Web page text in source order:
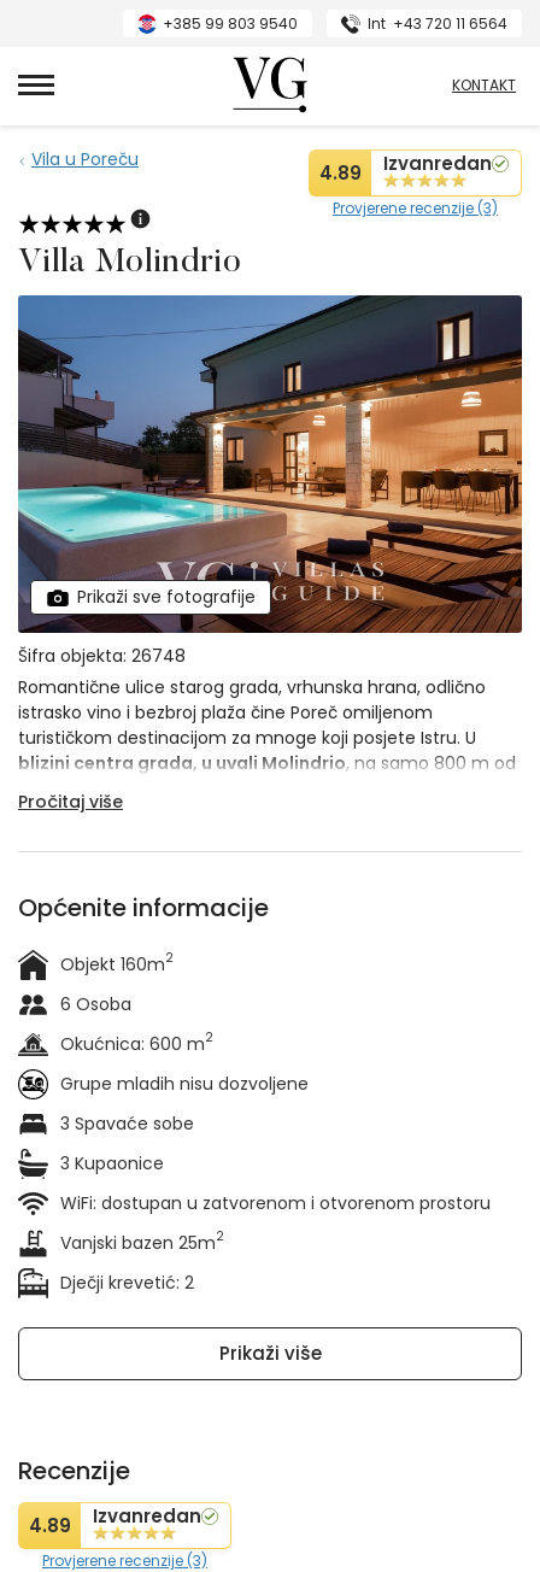
+385 99 803 9540 Int +43 720 11 6564
VillasGuide
KONTAKT
Vila u Poreču
4.89 Izvanredan
Provjerene recenzije (3)
Villa Molindrio
Prikaži sve fotografije
Šifra objekta: 26748
Romantične ulice starog grada, vrhunska hrana, odlično
istrasko vino i bezbroj plaža čine Poreč omiljenom
turističkom destinacijom za mnoge koji posjete Istru. U
blizini centra grada, u uvali Molindrio, na samo 800 m od
mora, smjestila se i istoimena vila Molindrio.
Pročitaj više
Općenite informacije
Objekt 160m2
6 Osoba
Okućnica: 600 m2
Grupe mladih nisu dozvoljene
3 Spavaće sobe
3 Kupaonice
WiFi: dostupan u zatvorenom i otvorenom prostoru
Vanjski bazen 25m2
Dječji krevetić: 2
Prikaži više
Recenzije
4.89 Izvanredan
Provjerene recenzije (3)